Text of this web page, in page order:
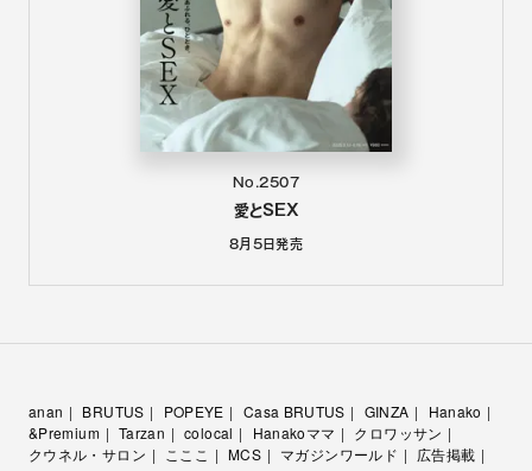
No.2507
愛とSEX
8月5日発売
anan BRUTUS POPEYE Casa BRUTUS GINZA
Hanako
&Premium
Tarzan colocal Hanakoママ
クロワッサン
クウネル・サロン
こここ MCS マガジンワールド
広告掲載